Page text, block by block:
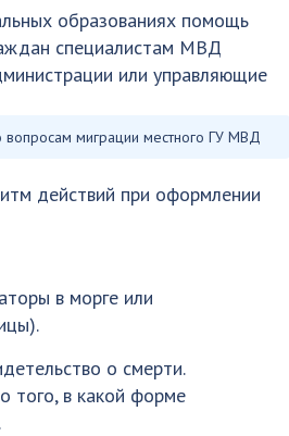
образованиях помощь
специалистам МВД
или управляющие
вопросам миграции местного ГУ МВД
действий при оформлении
в морге или
о смерти.
того, в какой форме